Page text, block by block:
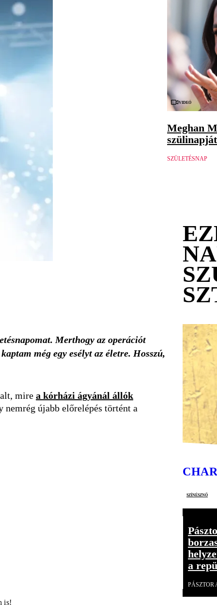
Merthogy az operációt
még egy esélyt az életre. Hosszú,
mire a kórházi ágyánál állók
újabb előrelépés történt a
is!
Videó
Meghan
szülinapját
SZÜLETÉSNAP
színésznő
a
PÁSZTOR